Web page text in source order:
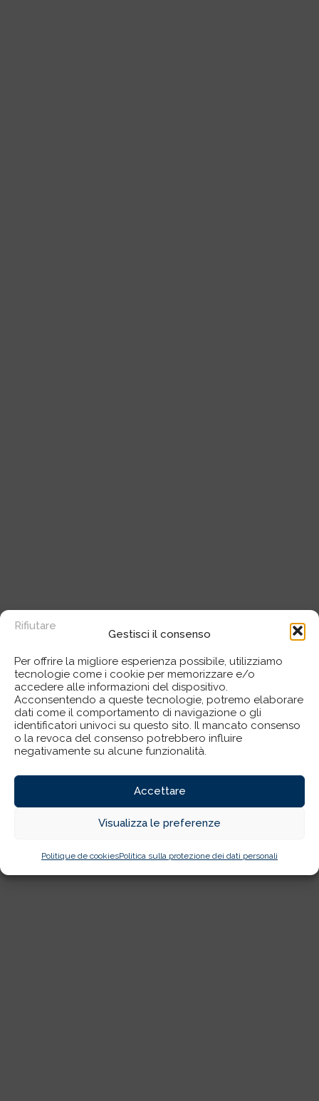
Gestisci il consenso
Per offrire la migliore esperienza possibile, utilizziamo
tecnologie come i cookie per memorizzare e/o
accedere alle informazioni del dispositivo.
Acconsentendo a queste tecnologie, potremo elaborare
dati come il comportamento di navigazione o gli
identificatori univoci su questo sito. Il mancato consenso
o la revoca del consenso potrebbero influire
negativamente su alcune funzionalità.
Accettare
Rifiutare
Visualizza le preferenze
Politique de cookiesPolitica sulla protezione dei dati personali